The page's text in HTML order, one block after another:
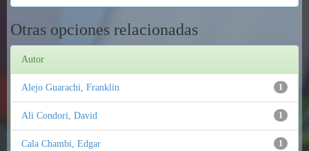
Otras opciones relacionadas
Autor
1
Alejo Guarachi, Franklin
1
Ali Condori, David
1
Cala Chambi, Edgar